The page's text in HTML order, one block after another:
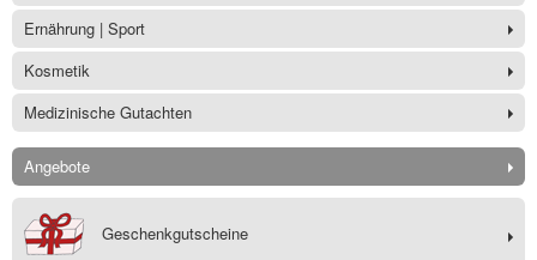
Ernährung | Sport
Kosmetik
Medizinische Gutachten
Angebote
Geschenkgutscheine